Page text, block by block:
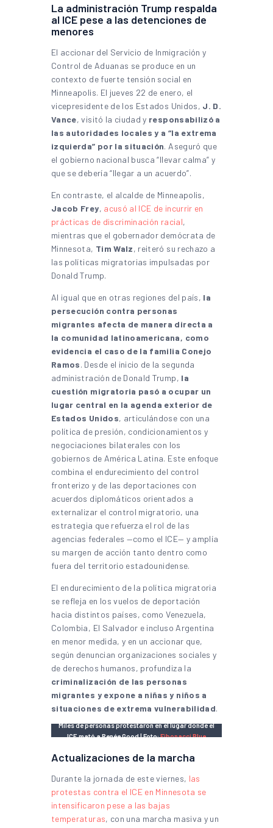
La administración Trump respalda
al ICE pese a las detenciones de
menores
El accionar del Servicio de Inmigración y
Control de Aduanas se produce en un
contexto de fuerte tensión social en
Minneapolis. El jueves 22 de enero, el
vicepresidente de los Estados Unidos, J. D.
Vance, visitó la ciudad y responsabilizó a
las autoridades locales y a “la extrema
izquierda” por la situación. Aseguró que
el gobierno nacional busca “llevar calma” y
que se debería “llegar a un acuerdo”.
En contraste, el alcalde de Minneapolis,
Jacob Frey, acusó al ICE de incurrir en
prácticas de discriminación racial,
mientras que el gobernador demócrata de
Minnesota, Tim Walz, reiteró su rechazo a
las políticas migratorias impulsadas por
Donald Trump.
Al igual que en otras regiones del país, la
persecución contra personas
migrantes afecta de manera directa a
la comunidad latinoamericana, como
evidencia el caso de la familia Conejo
Ramos. Desde el inicio de la segunda
administración de Donald Trump, la
cuestión migratoria pasó a ocupar un
lugar central en la agenda exterior de
Estados Unidos, articulándose con una
política de presión, condicionamientos y
negociaciones bilaterales con los
gobiernos de América Latina. Este enfoque
combina el endurecimiento del control
fronterizo y de las deportaciones con
acuerdos diplomáticos orientados a
externalizar el control migratorio, una
estrategia que refuerza el rol de las
agencias federales —como el ICE— y amplía
su margen de acción tanto dentro como
fuera del territorio estadounidense.
El endurecimiento de la política migratoria
se refleja en los vuelos de deportación
hacia distintos países, como Venezuela,
Colombia, El Salvador e incluso Argentina
en menor medida, y en un accionar que,
según denuncian organizaciones sociales y
de derechos humanos, profundiza la
criminalización de las personas
migrantes y expone a niñas y niños a
situaciones de extrema vulnerabilidad.
Miles de personas protestaron en el lugar donde el
ICE mató a Renée Good | Foto:Fibonacci Blue
Actualizaciones de la marcha
Durante la jornada de este viernes, las
protestas contra el ICE en Minnesota se
intensificaron pese a las bajas
temperaturas, con una marcha masiva y un